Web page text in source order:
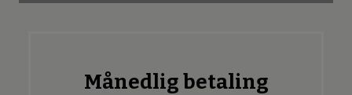
Månedlig betaling